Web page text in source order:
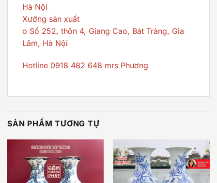
Hà Nội
Xưởng sản xuất
o Số 252, thôn 4, Giang Cao, Bát Tràng, Gia
Lâm, Hà Nội
Hotline 0918 482 648 mrs Phương
SẢN PHẨM TƯƠNG TỰ